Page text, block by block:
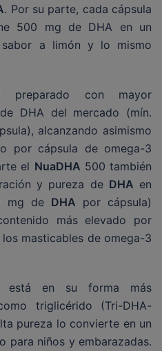
. Por su parte, cada cápsula
500 mg de DHA en un
a limón y lo mismo
con mayor
DHA del mercado (mín.
alcanzando asimismo
por cápsula de omega-3
el NuaDHA 500 también
y pureza de DHA en
mg de DHA por cápsula)
más elevado por
masticables de omega-3
está en su forma más
triglicérido (Tri-DHA-
pureza lo convierte en un
para niños y embarazadas.